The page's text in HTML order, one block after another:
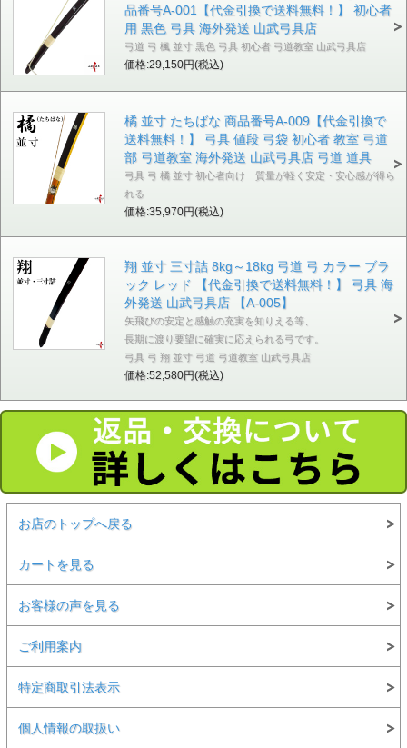
品番号A-001【代金引換で送料無料！】 初心者
用 黒色 弓具 海外発送 山武弓具店
弓道 弓 楓 並寸 黒色 弓具 初心者 弓道教室 山武弓具店
価格:29,150円(税込)
橘 並寸 たちばな 商品番号A-009【代金引換で
送料無料！】 弓具 値段 弓袋 初心者 教室 弓道
部 弓道教室 海外発送 山武弓具店 弓道 道具
弓具 弓 橘 並寸 初心者向け 質量が軽く安定・安心感が得ら
れる
価格:35,970円(税込)
翔 並寸 三寸詰 8kg～18kg 弓道 弓 カラー ブラ
ック レッド 【代金引換で送料無料！】 弓具 海
外発送 山武弓具店 【A-005】
矢飛びの安定と感触の充実を知りえる等、
長期に渡り要望に確実に応えられる弓です。
弓具 弓 翔 並寸 弓道 弓道教室 山武弓具店
価格:52,580円(税込)
お店のトップへ戻る
カートを見る
お客様の声を見る
ご利用案内
特定商取引法表示
個人情報の取扱い